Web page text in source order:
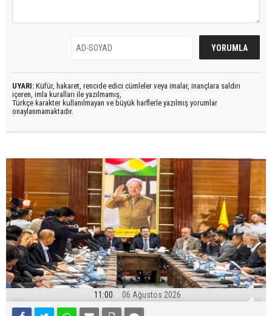
UYARI: Küfür, hakaret, rencide edici cümleler veya imalar, inançlara saldırı
içeren, imla kuralları ile yazılmamış,
Türkçe karakter kullanılmayan ve büyük harflerle yazılmış yorumlar
onaylanmamaktadır.
11:00 06 Ağustos 2026